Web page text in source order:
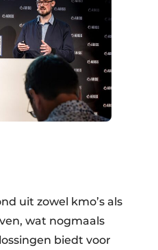
uit zowel kmo’s als
wat nogmaals
biedt voor